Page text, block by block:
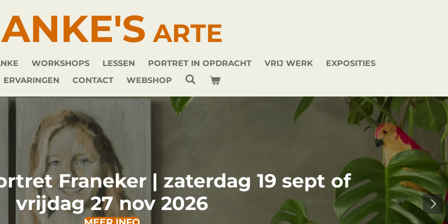
ANKE'S ARTE
WORKSHOPS LESSEN PORTRET IN OPDRACHT VRIJ WERK
EXPOSITIES
ERVARINGEN
CONTACT WEBSHOP
Franeker | zaterdag 19 sept of
vrijdag 27 nov 2026